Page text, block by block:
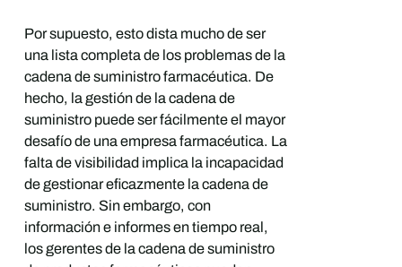
Por supuesto, esto dista mucho de ser
una lista completa de los problemas de la
cadena de suministro farmacéutica. De
hecho, la gestión de la cadena de
suministro puede ser fácilmente el mayor
desafío de una empresa farmacéutica. La
falta de visibilidad implica la incapacidad
de gestionar eficazmente la cadena de
suministro. Sin embargo, con
información e informes en tiempo real,
los gerentes de la cadena de suministro